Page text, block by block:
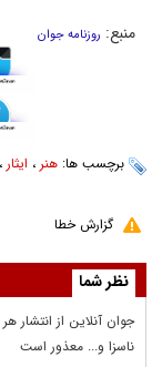
منبع: روزنامه جوان
برچسب ها: هنر ، ایثار ،
گزارش خطا
نظر شما
جوان آنلاين از انتشار
ناسزا و... معذور است